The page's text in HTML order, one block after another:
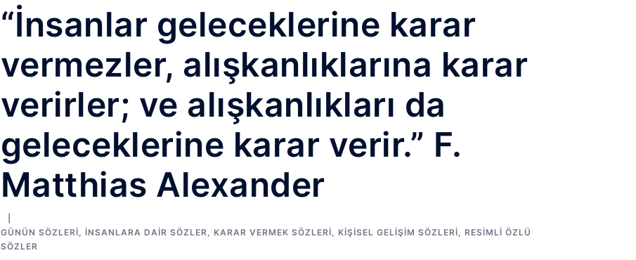
“İnsanlar geleceklerine karar
vermezler, alışkanlıklarına karar
verirler; ve alışkanlıkları da
geleceklerine karar verir.” F.
Matthias Alexander
GÜNÜN SÖZLERI İNSANLARA DAIR SÖZLER KARAR VERMEK SÖZLERI KIŞISEL GELIŞIM SÖZLERI
RESIMLI ÖZLÜ
SÖZLER